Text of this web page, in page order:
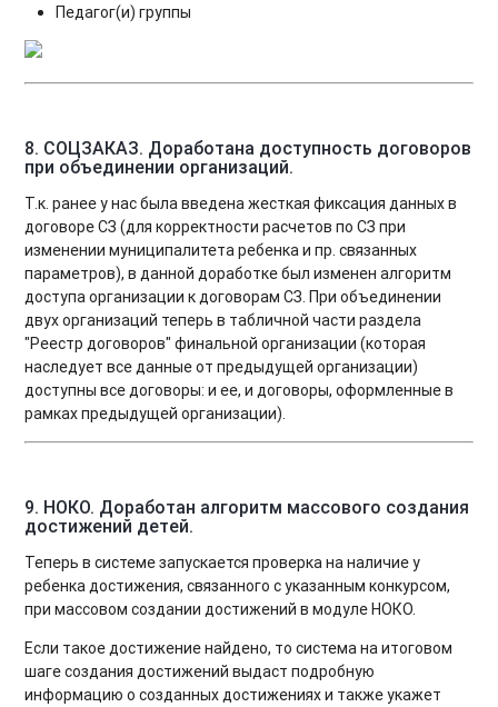
Педагог(и) группы
8. СОЦЗАКАЗ. Доработана доступность договоров
при объединении организаций.
Т.к. ранее у нас была введена жесткая фиксация данных в
договоре СЗ (для корректности расчетов по СЗ при
изменении муниципалитета ребенка и пр. связанных
параметров), в данной доработке был изменен алгоритм
доступа организации к договорам СЗ. При объединении
двух организаций теперь в табличной части раздела
"Реестр договоров" финальной организации (которая
наследует все данные от предыдущей организации)
доступны все договоры: и ее, и договоры, оформленные в
рамках предыдущей организации).
9. НОКО. Доработан алгоритм массового создания
достижений детей.
Теперь в системе запускается проверка на наличие у
ребенка достижения, связанного с указанным конкурсом,
при массовом создании достижений в модуле НОКО.
Если такое достижение найдено, то система на итоговом
шаге создания достижений выдаст подробную
информацию о созданных достижениях и также укажет